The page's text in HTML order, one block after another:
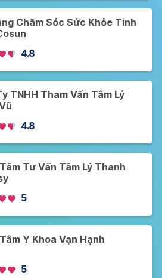
Chăm Sóc Sức Khỏe Tinh
4.8
TNHH Tham Vấn Tâm Lý
4.8
Tư Vấn Tâm Lý Thanh
5
Y Khoa Vạn Hạnh
5